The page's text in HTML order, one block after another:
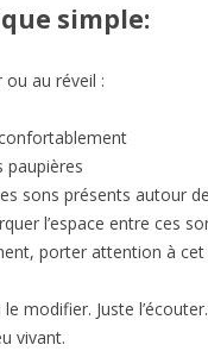
simple:
au réveil :
confortablement
paupières
sons présents autour
l’espace entre ces
porter attention à
modifier. Juste
vivant.